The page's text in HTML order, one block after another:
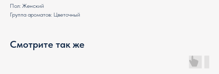
Пол: Женский
Группа ароматов: Цветочный
Смотрите так же